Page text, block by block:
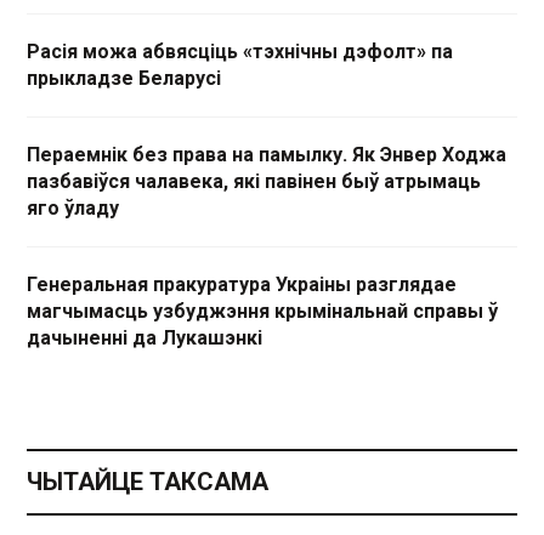
Расія можа абвясціць «тэхнічны дэфолт» па
прыкладзе Беларусі
Пераемнік без права на памылку. Як Энвер Ходжа
пазбавіўся чалавека, які павінен быў атрымаць
яго ўладу
Генеральная пракуратура Украіны разглядае
магчымасць узбуджэння крымінальнай справы ў
дачыненні да Лукашэнкі
ЧЫТАЙЦЕ ТАКСАМА